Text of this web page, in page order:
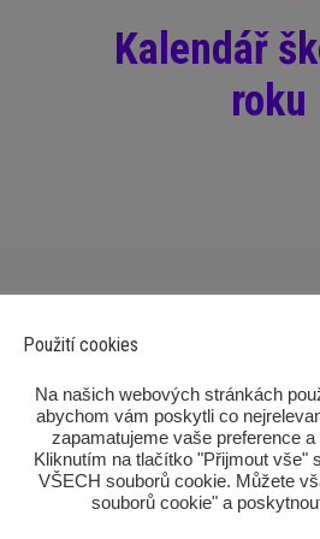
Kalendář
roku
Použití cookies
‎Na našich webových stránkách
abychom vám poskytli co
zapamatujeme vaše preference
Kliknutím na tlačítko "Přijmout vše"
VŠECH souborů cookie. Můžete
souborů cookie" a